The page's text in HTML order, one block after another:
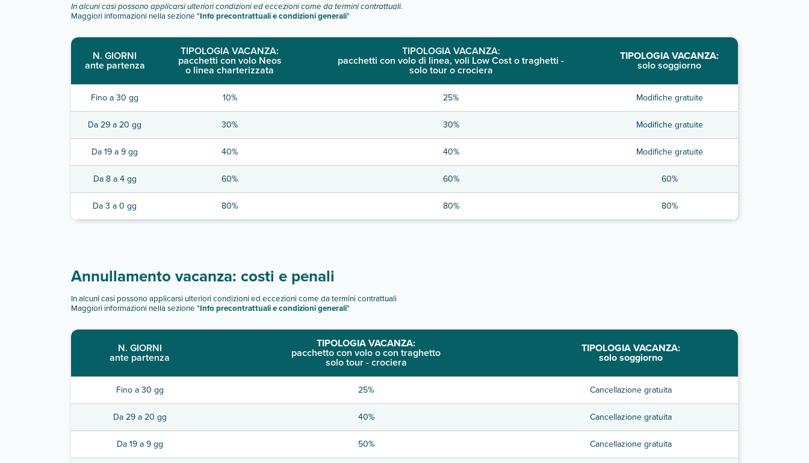
In alcuni casi possono applicarsi ulteriori condizioni ed eccezioni come da termini contrattuali.
Maggiori informazioni nella sezione "Info precontrattuali e condizioni generali"
N. GIORNI
ante partenza
TIPOLOGIA VACANZA:
pacchetti con volo Neos
o linea charterizzata
TIPOLOGIA VACANZA:
pacchetti con volo di linea, voli Low Cost o traghetti -
solo tour o crociera
TIPOLOGIA VACANZA:
solo soggiorno
Fino a 30 gg 10% 25% Modifiche gratuite
Da 29 a 20 gg 30% 30% Modifiche gratuite
Da 19 a 9 gg 40% 40% Modifiche gratuite
Da 8 a 4 gg 60% 60% 60%
Da 3 a 0 gg 80% 80% 80%
Annullamento vacanza: costi e penali
In alcuni casi possono applicarsi ulteriori condizioni ed eccezioni come da termini contrattuali
Maggiori informazioni nella sezione "Info precontrattuali e condizioni generali"
N. GIORNI
ante partenza
TIPOLOGIA VACANZA:
pacchetto con volo o con traghetto
solo tour - crociera
TIPOLOGIA VACANZA:
solo soggiorno
Fino a 30 gg 25% Cancellazione gratuita
Da 29 a 20 gg 40% Cancellazione gratuita
Da 19 a 9 gg 50% Cancellazione gratuita